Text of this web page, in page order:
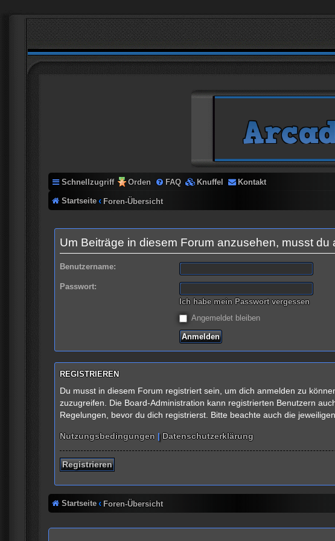
Schnellzugriff Orden FAQ Knuffel Kontakt
Startseite Foren-Übersicht
Um Beiträge in diesem Forum anzusehen, musst
Benutzername:
Passwort:
Ich habe mein Passwort vergessen
Angemeldet bleiben
REGISTRIEREN
Du musst in diesem Forum registriert sein, um dich anmelden zu
zuzugreifen. Die Board-Administration kann registrierten Benutzern
Regelungen, bevor du dich registrierst. Bitte beachte auch die
Nutzungsbedingungen |Datenschutzerklärung
Registrieren
Startseite Foren-Übersicht